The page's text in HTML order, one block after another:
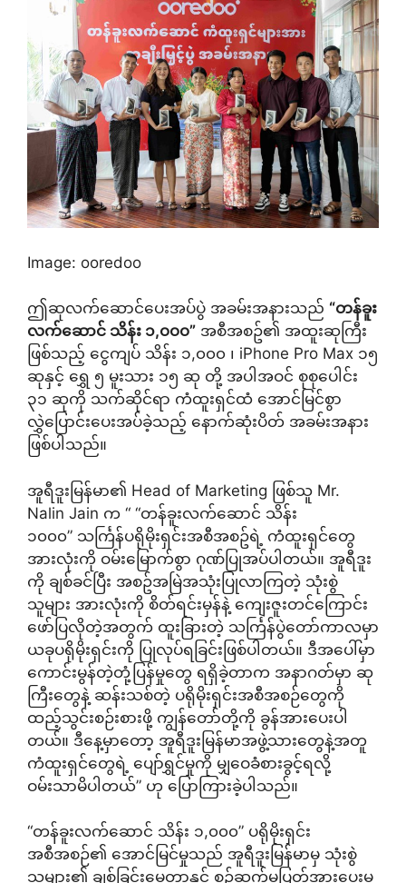
Image: ooredoo
ဤဆုလက်ဆောင်ပေးအပ်ပွဲ အခမ်းအနားသည် “တန်ခူး
လက်ဆောင် သိန်း ၁,၀၀၀” အစီအစဥ်၏ အထူးဆုကြီး
ဖြစ်သည့် ငွေကျပ် သိန်း ၁,၀၀၀ ၊ iPhone Pro Max ၁၅
ဆုနှင့် ရွှေ ၅ မူးသား ၁၅ ဆု တို့ အပါအဝင် စုစုပေါင်း
၃၁ ဆုကို သက်ဆိုင်ရာ ကံထူးရှင်ထံ အောင်မြင်စွာ
လွှဲပြောင်းပေးအပ်ခဲ့သည့် နောက်ဆုံးပိတ် အခမ်းအနား
ဖြစ်ပါသည်။
အူရီဒူးမြန်မာ၏ Head of Marketing ဖြစ်သူ Mr.
Nalin Jain က “ “တန်ခူးလက်ဆောင် သိန်း
၁၀၀၀” သင်္ကြန်ပရိုမိုးရှင်းအစီအစဥ်ရဲ့ ကံထူးရှင်တွေ
အားလုံးကို ဝမ်းမြောက်စွာ ဂုဏ်ပြုအပ်ပါတယ်။ အူရီဒူး
ကို ချစ်ခင်ပြီး အစဥ်အမြဲအသုံးပြုလာကြတဲ့ သုံးစွဲ
သူများ အားလုံးကို စိတ်ရင်းမှန်နဲ့ ကျေးဇူးတင်ကြောင်း
ဖော်ပြလိုတဲ့အတွက် ထူးခြားတဲ့ သင်္ကြန်ပွဲတော်ကာလမှာ
ယခုပရိုမိုးရှင်းကို ပြုလုပ်ရခြင်းဖြစ်ပါတယ်။ ဒီအပေါ်မှာ
ကောင်းမွန်တဲ့တုံ့ပြန်မှုတွေ ရရှိခဲ့တာက အနာဂတ်မှာ ဆု
ကြီးတွေနဲ့ ဆန်းသစ်တဲ့ ပရိုမိုးရှင်းအစီအစဉ်တွေကို
ထည့်သွင်းစဉ်းစားဖို့ ကျွန်တော်တို့ကို ခွန်အားပေးပါ
တယ်။ ဒီနေ့မှာတော့ အူရီဒူးမြန်မာအဖွဲ့သားတွေနဲ့အတူ
ကံထူးရှင်တွေရဲ့ ပျော်ရွှင်မှုကို မျှဝေခံစားခွင့်ရလို့
ဝမ်းသာမိပါတယ်” ဟု ပြောကြားခဲ့ပါသည်။
“တန်ခူးလက်ဆောင် သိန်း ၁,၀၀၀” ပရိုမိုးရှင်း
အစီအစဉ်၏ အောင်မြင်မှုသည် အူရီဒူးမြန်မာမှ သုံးစွဲ
သူများ၏ ချစ်ခြင်းမေတ္တာနှင့် စဥ်ဆက်မပြတ်အားပေးမှု